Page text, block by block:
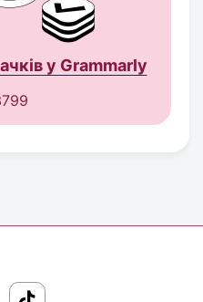
у Grammarly